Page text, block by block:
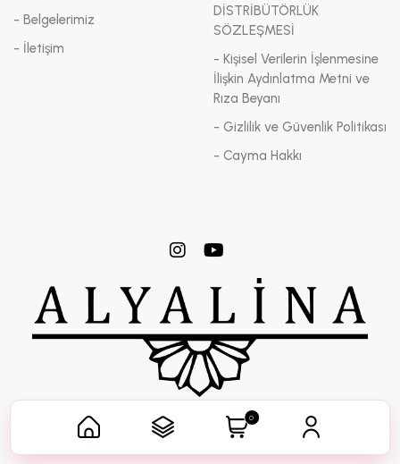
- Belgelerimiz
- İletişim
DİSTRİBÜTÖRLÜK
SÖZLEŞMESİ
- Kişisel Verilerin İşlenmesine
İlişkin Aydınlatma Metni ve
Rıza Beyanı
- Gizlilik ve Güvenlik Politikası
- Cayma Hakkı
Her Hakkı ALYALİNA KOZMETİK'e Aittir.
0